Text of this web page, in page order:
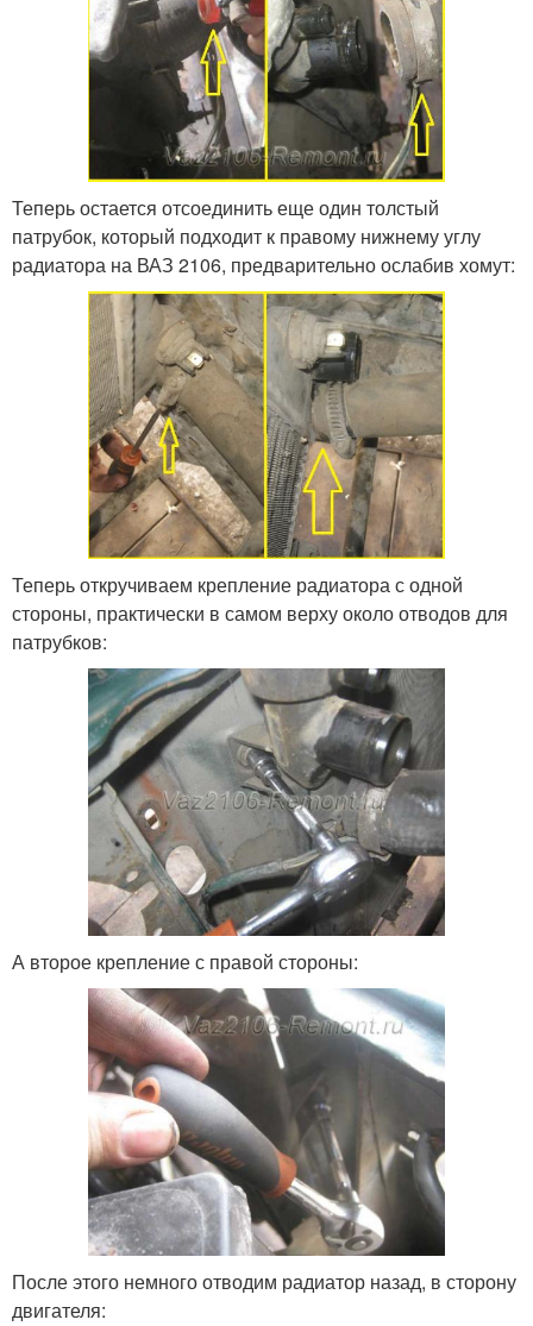
Теперь остается отсоединить еще один толстый
патрубок, который подходит к правому нижнему углу
радиатора на ВАЗ 2106, предварительно ослабив хомут:
Теперь откручиваем крепление радиатора с одной
стороны, практически в самом верху около отводов для
патрубков:
А второе крепление с правой стороны:
После этого немного отводим радиатор назад, в сторону
двигателя: